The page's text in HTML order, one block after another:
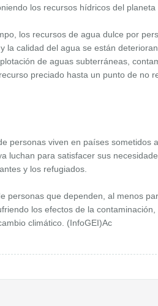
los recursos hídricos del planeta
los recursos de agua dulce por
la calidad del agua se están
de aguas subterráneas,
preciado hasta un punto de no
personas viven en países sometidos
luchan para satisfacer sus
y los refugiados.
personas que dependen, al menos
los efectos de la
climático. (InfoGEI)Ac